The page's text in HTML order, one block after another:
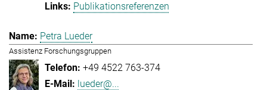
Publikationsreferenzen
Petra Lueder
Assistenz Forschungsgruppen
+49 4522 763-374
lueder@...